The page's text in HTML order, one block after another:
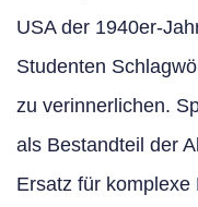
USA der 1940er-
Studenten
zu verinnerlichen.
als Bestandteil der
Ersatz für